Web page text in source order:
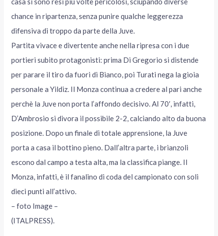
chance in ripartenza, senza punire qualche leggerezza
difensiva di troppo da parte della Juve.
Partita vivace e divertente anche nella ripresa con i due
portieri subito protagonisti: prima Di Gregorio si distende
per parare il tiro da fuori di Bianco, poi Turati nega la gioia
personale a Yildiz. Il Monza continua a credere al pari anche
perchè la Juve non porta l’affondo decisivo. Al 70′, infatti,
D’Ambrosio si divora il possibile 2-2, calciando alto da buona
posizione. Dopo un finale di totale apprensione, la Juve
porta a casa il bottino pieno. Dall’altra parte, i brianzoli
escono dal campo a testa alta, ma la classifica piange. Il
Monza, infatti, è il fanalino di coda del campionato con soli
dieci punti all’attivo.
– foto Image –
(ITALPRESS).